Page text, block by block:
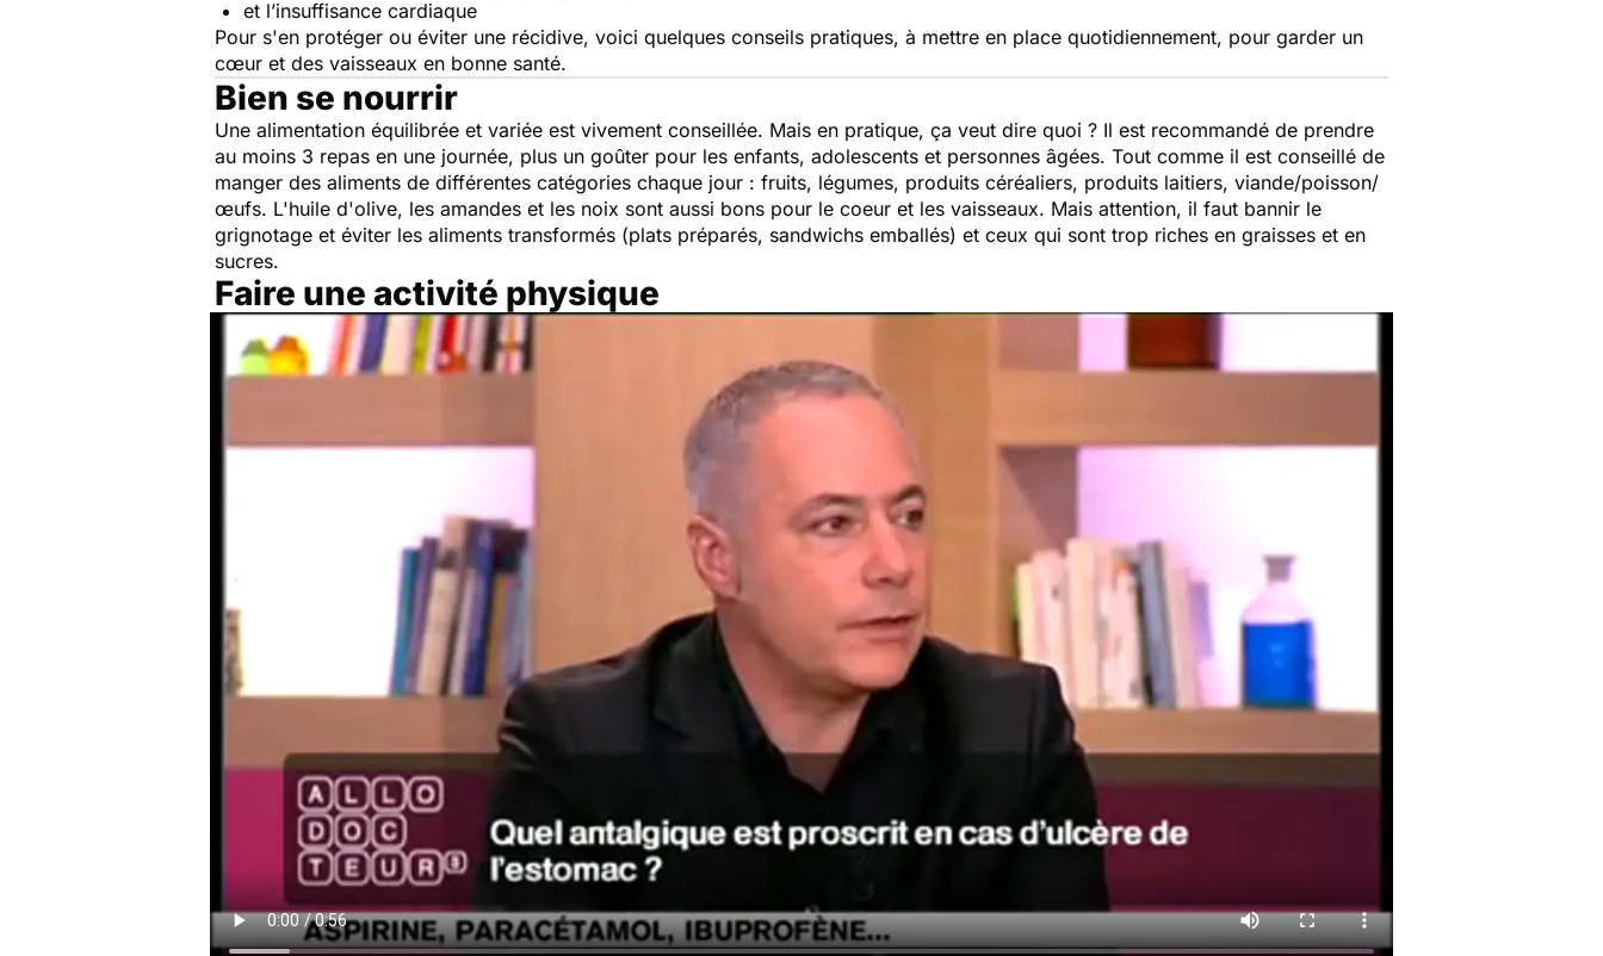
et l’insuffisance cardiaque
Pour s'en protéger ou éviter une récidive, voici quelques conseils pratiques, à mettre en place quotidiennement, pour garder un
cœur et des vaisseaux en bonne santé.
Bien se nourrir
Une alimentation équilibrée et variée est vivement conseillée. Mais en pratique, ça veut dire quoi ? Il est recommandé de prendre
au moins 3 repas en une journée, plus un goûter pour les enfants, adolescents et personnes âgées. Tout comme il est conseillé de
manger des aliments de différentes catégories chaque jour : fruits, légumes, produits céréaliers, produits laitiers, viande/poisson/
œufs. L'huile d'olive, les amandes et les noix sont aussi bons pour le coeur et les vaisseaux. Mais attention, il faut bannir le
grignotage et éviter les aliments transformés (plats préparés, sandwichs emballés) et ceux qui sont trop riches en graisses et en
sucres.
Faire une activité physique